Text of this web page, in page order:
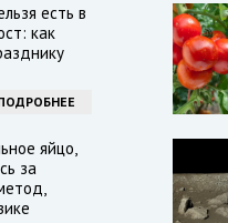
есть в
как
яйцо,
за